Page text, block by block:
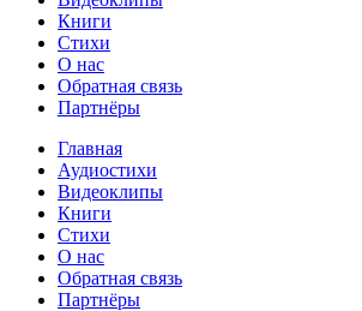
Книги
Стихи
О нас
Обратная связь
Партнёры
Главная
Аудиостихи
Видеоклипы
Книги
Стихи
О нас
Обратная связь
Партнёры